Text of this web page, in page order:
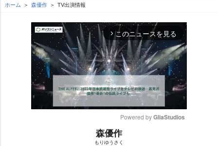
ホーム 森優作 TV出演情報
arrow_forward_ios このニュースを見る
Powered by GliaStudios
森優作
もりゆうさく